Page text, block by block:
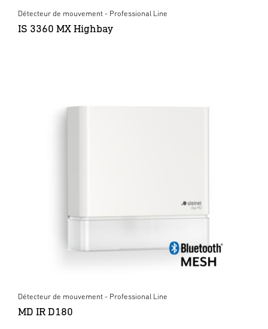
Détecteur de mouvement - Professional Line
IS 3360 MX Highbay
Détecteur de mouvement - Professional Line
MD IR D180